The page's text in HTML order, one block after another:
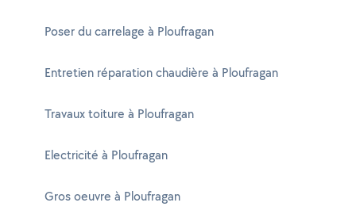
Poser du carrelage à Ploufragan
Entretien réparation chaudière à Ploufragan
Travaux toiture à Ploufragan
Electricité à Ploufragan
Gros oeuvre à Ploufragan